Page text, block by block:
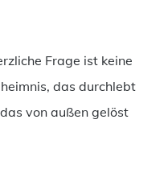
Frage ist keine
das durchlebt
von außen gelöst